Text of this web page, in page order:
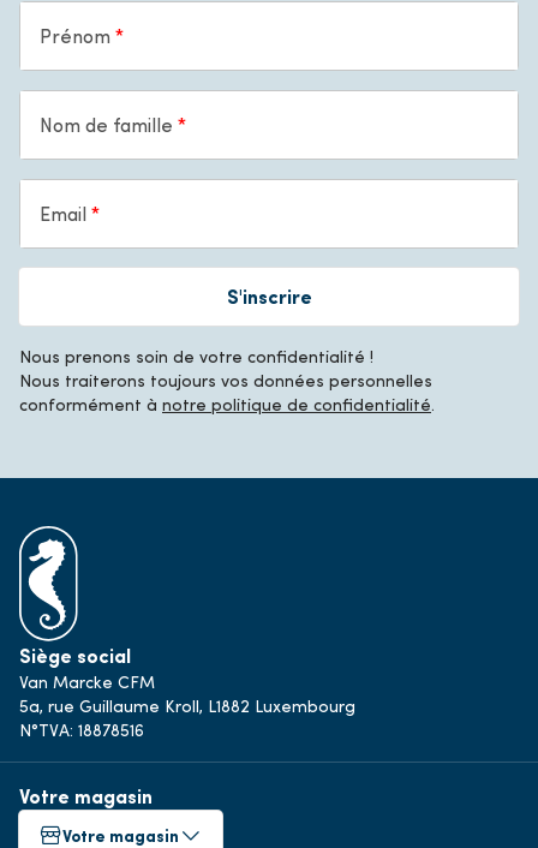
Prénom
Nom de famille
Email
S'inscrire
Nous prenons soin de votre confidentialité !
Nous traiterons toujours vos données personnelles
conformément à notre politique de confidentialité.
Siège social
Van Marcke CFM
5a, rue Guillaume Kroll, L1882 Luxembourg
N°TVA: 18878516
Votre magasin
Votre magasin